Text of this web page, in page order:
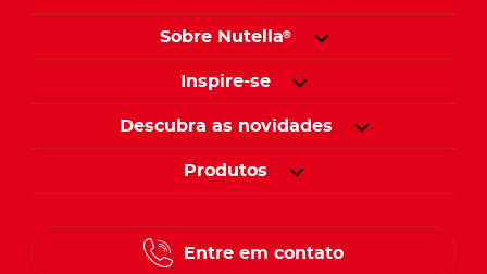
Sobre Nutella®
Inspire-se
Descubra as novidades
Produtos
Entre em contato